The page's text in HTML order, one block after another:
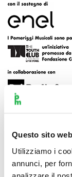
Questo sito
Utilizziamo i
annunci, per